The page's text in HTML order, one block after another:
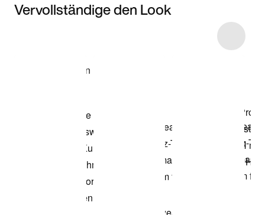
Vervollständige den Look
Modell anzeigen